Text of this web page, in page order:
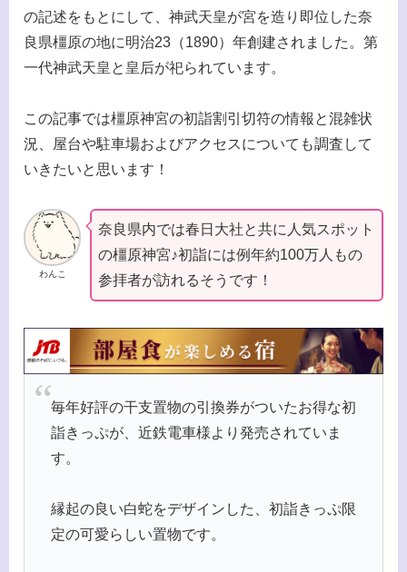
の記述をもとにして、神武天皇が宮を造り即位した奈
良県橿原の地に明治23（1890）年創建されました。第
一代神武天皇と皇后が祀られています。
この記事では橿原神宮の初詣割引切符の情報と混雑状
況、屋台や駐車場およびアクセスについても調査して
いきたいと思います！
わんこ
奈良県内では春日大社と共に人気スポット
の橿原神宮♪初詣には例年約100万人もの
参拝者が訪れるそうです！
毎年好評の干支置物の引換券がついたお得な初
詣きっぷが、近鉄電車様より発売されていま
す。
縁起の良い白蛇をデザインした、初詣きっぷ限
定の可愛らしい置物です。